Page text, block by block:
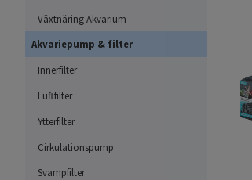
Växtnäring Akvarium
Akvariepump & filter
Innerfilter
Luftfilter
Ytterfilter
Cirkulationspump
Svampfilter